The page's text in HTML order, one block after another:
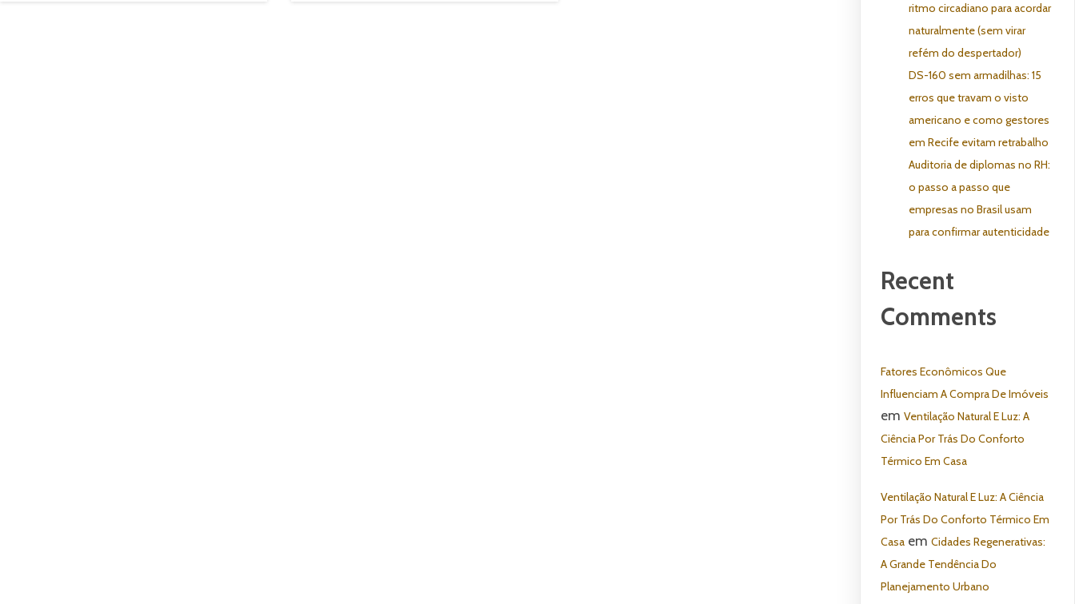
ritmo circadiano para acordar
naturalmente (sem virar
refém do despertador)
DS-160 sem armadilhas: 15
erros que travam o visto
americano e como gestores
em Recife evitam retrabalho
Auditoria de diplomas no RH:
o passo a passo que
empresas no Brasil usam
para confirmar autenticidade
Recent
Comments
Fatores Econômicos Que
Influenciam A Compra De Imóveis
emVentilação Natural E Luz: A
Ciência Por Trás Do Conforto
Térmico Em Casa
Ventilação Natural E Luz: A Ciência
Por Trás Do Conforto Térmico Em
Casa emCidades Regenerativas:
A Grande Tendência Do
Planejamento Urbano